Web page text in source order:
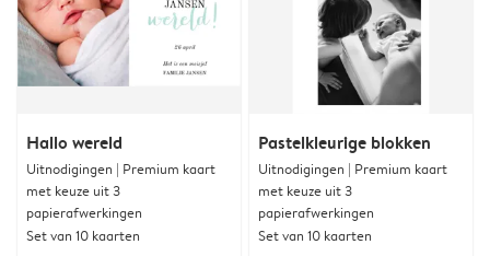
Hallo wereld
Uitnodigingen | Premium kaart
met keuze uit 3
papierafwerkingen
Set van 10 kaarten
Pastelkleurige blokken
Uitnodigingen | Premium kaart
met keuze uit 3
papierafwerkingen
Set van 10 kaarten